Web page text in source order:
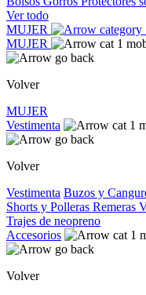
Ver todo
MUJER
MUJER
Volver
MUJER
Vestimenta
Volver
Vestimenta Buzos y
Shorts y Polleras Remeras
Trajes de neopreno
Accesorios
Volver